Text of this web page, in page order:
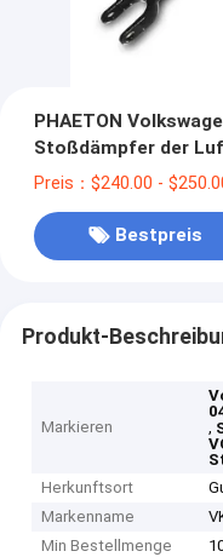
PHAETON
Stoßdämpfer der
Preis：$240.00 -
Bestpreis
Produkt-
Markieren
,
Herkunftsort
Markenname
Min Bestellmenge